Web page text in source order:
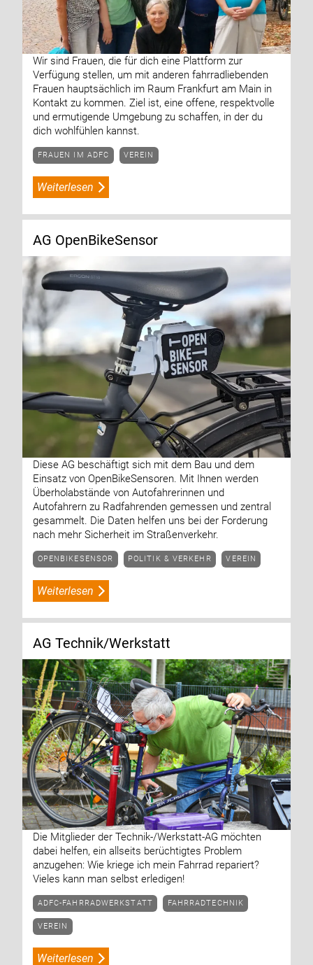
Wir sind Frauen, die für dich eine Plattform zur
Verfügung stellen, um mit anderen fahrradliebenden
Frauen hauptsächlich im Raum Frankfurt am Main in
Kontakt zu kommen. Ziel ist, eine offene, respektvolle
und ermutigende Umgebung zu schaffen, in der du
dich wohlfühlen kannst.
Weiterlesen
FRAUEN IM ADFC VEREIN
AG OpenBikeSensor
Diese AG beschäftigt sich mit dem Bau und dem
Einsatz von OpenBikeSensoren. Mit Ihnen werden
Überholabstände von Autofahrerinnen und
Autofahrern zu Radfahrenden gemessen und zentral
gesammelt. Die Daten helfen uns bei der Forderung
nach mehr Sicherheit im Straßenverkehr.
Weiterlesen
OPENBIKESENSOR POLITIK & VERKEHR VEREIN
AG Technik/Werkstatt
Die Mitglieder der Technik-/Werkstatt-AG möchten
dabei helfen, ein allseits berüchtigtes Problem
anzugehen: Wie kriege ich mein Fahrrad repariert?
Vieles kann man selbst erledigen!
Weiterlesen
ADFC-FAHRRADWERKSTATT FAHRRADTECHNIK
VEREIN